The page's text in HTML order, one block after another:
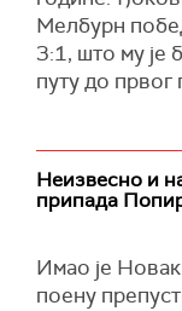
Мелбурн
3:1, што му је
путу до првог
Неизвесно и
припада
Имао је
поену